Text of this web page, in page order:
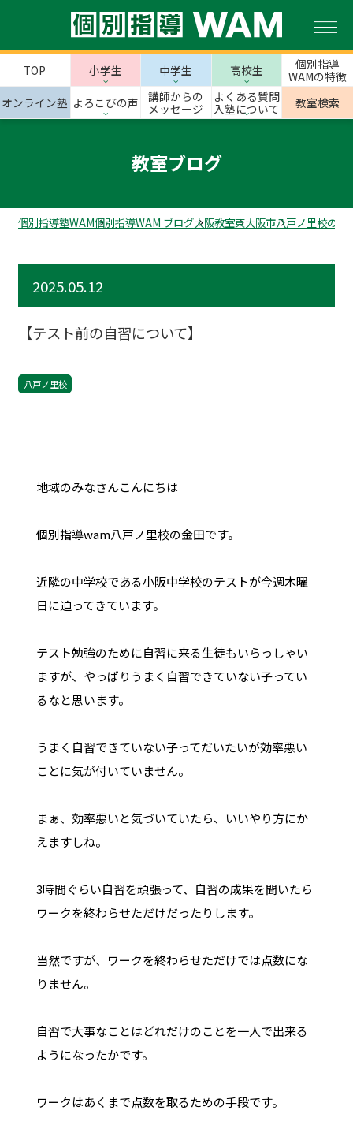
TOP 小学生 中学生 高校生
個別指導
WAMの特徴
オンライン塾 よろこびの声
講師からの
メッセージ
よくある質問
入塾について
教室検索
教室ブログ
個別指導塾WAM個別指導WAM ブログ大阪教室東大阪市八戸ノ里校のス
2025.05.12
【テスト前の自習について】
八戸ノ里校
地域のみなさんこんにちは
個別指導wam八戸ノ里校の金田です。
近隣の中学校である小阪中学校のテストが今週木曜
日に迫ってきています。
テスト勉強のために自習に来る生徒もいらっしゃい
ますが、やっぱりうまく自習できていない子ってい
るなと思います。
うまく自習できていない子ってだいたいが効率悪い
ことに気が付いていません。
まぁ、効率悪いと気づいていたら、いいやり方にか
えますしね。
3時間ぐらい自習を頑張って、自習の成果を聞いたら
ワークを終わらせただけだったりします。
当然ですが、ワークを終わらせただけでは点数にな
りません。
自習で大事なことはどれだけのことを一人で出来る
ようになったかです。
ワークはあくまで点数を取るための手段です。